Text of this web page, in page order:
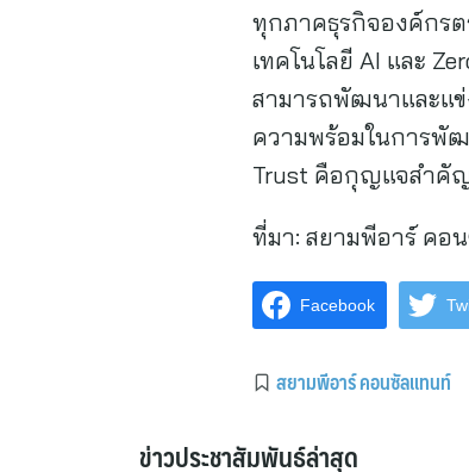
ทุกภาคธุรกิจองค์กร
เทคโนโลยี AI และ
สามารถพัฒนาและแข่
ความพร้อมในการพัฒ
Trust คือกุญแจสำคัญ
ที่มา: สยามพีอาร์ คอ
Facebook
สยามพีอาร์ คอนซัลแทนท์
ข่าวประชาสัมพันธ์ล่าสุด